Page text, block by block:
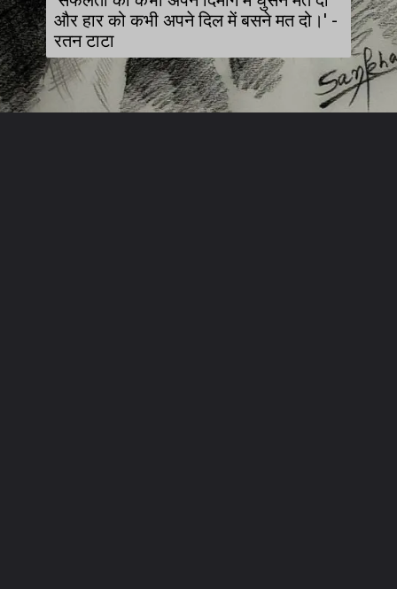
और हार को कभी अपने दिल में बसने मत दो।' -
रतन टाटा